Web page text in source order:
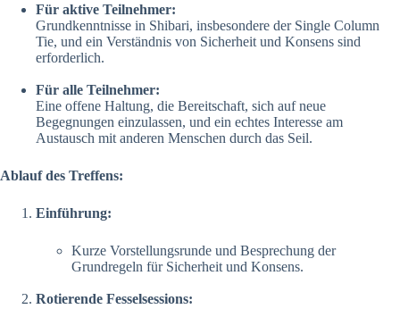
Für aktive Teilnehmer:
Grundkenntnisse in Shibari, insbesondere der Single Column
Tie, und ein Verständnis von Sicherheit und Konsens sind
erforderlich.
Für alle Teilnehmer:
Eine offene Haltung, die Bereitschaft, sich auf neue
Begegnungen einzulassen, und ein echtes Interesse am
Austausch mit anderen Menschen durch das Seil.
Ablauf des Treffens:
Einführung:
Kurze Vorstellungsrunde und Besprechung der
Grundregeln für Sicherheit und Konsens.
Rotierende Fesselsessions: